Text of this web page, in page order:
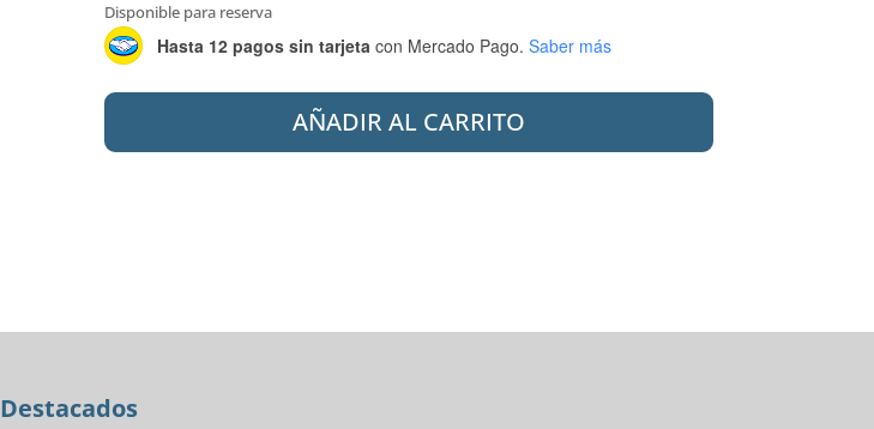
Disponible para reserva
Hasta 12 pagos sin tarjeta con Mercado Pago. Saber más
PIAZZA
ABRUZZO
AÑADIR AL CARRITO
Destacados